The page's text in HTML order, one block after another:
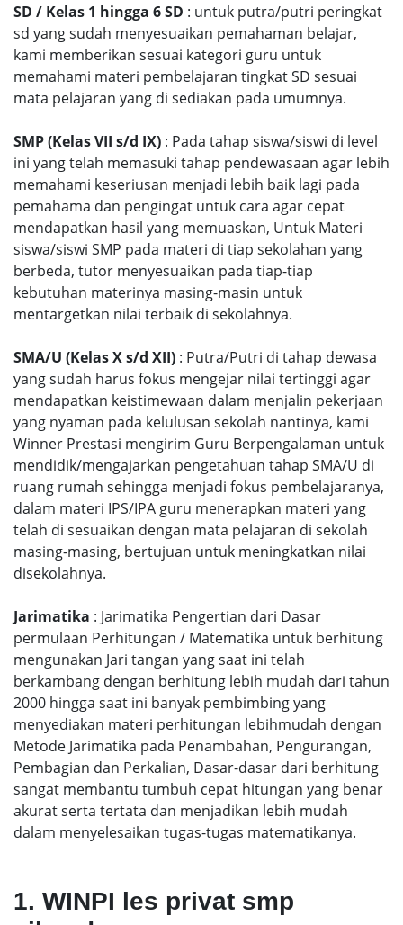
SD / Kelas 1 hingga 6 SD : untuk putra/putri peringkat
sd yang sudah menyesuaikan pemahaman belajar,
kami memberikan sesuai kategori guru untuk
memahami materi pembelajaran tingkat SD sesuai
mata pelajaran yang di sediakan pada umumnya.
SMP (Kelas VII s/d IX) : Pada tahap siswa/siswi di level
ini yang telah memasuki tahap pendewasaan agar lebih
memahami keseriusan menjadi lebih baik lagi pada
pemahama dan pengingat untuk cara agar cepat
mendapatkan hasil yang memuaskan, Untuk Materi
siswa/siswi SMP pada materi di tiap sekolahan yang
berbeda, tutor menyesuaikan pada tiap-tiap
kebutuhan materinya masing-masin untuk
mentargetkan nilai terbaik di sekolahnya.
SMA/U (Kelas X s/d XII) : Putra/Putri di tahap dewasa
yang sudah harus fokus mengejar nilai tertinggi agar
mendapatkan keistimewaan dalam menjalin pekerjaan
yang nyaman pada kelulusan sekolah nantinya, kami
Winner Prestasi mengirim Guru Berpengalaman untuk
mendidik/mengajarkan pengetahuan tahap SMA/U di
ruang rumah sehingga menjadi fokus pembelajaranya,
dalam materi IPS/IPA guru menerapkan materi yang
telah di sesuaikan dengan mata pelajaran di sekolah
masing-masing, bertujuan untuk meningkatkan nilai
disekolahnya.
Jarimatika : Jarimatika Pengertian dari Dasar
permulaan Perhitungan / Matematika untuk berhitung
mengunakan Jari tangan yang saat ini telah
berkambang dengan berhitung lebih mudah dari tahun
2000 hingga saat ini banyak pembimbing yang
menyediakan materi perhitungan lebihmudah dengan
Metode Jarimatika pada Penambahan, Pengurangan,
Pembagian dan Perkalian, Dasar-dasar dari berhitung
sangat membantu tumbuh cepat hitungan yang benar
akurat serta tertata dan menjadikan lebih mudah
dalam menyelesaikan tugas-tugas matematikanya.
1. WINPI les privat smp